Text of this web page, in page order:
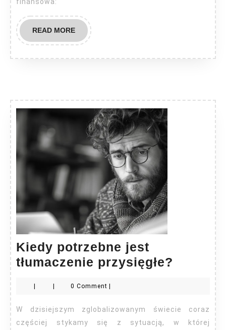
READ MOREREAD
MORE
Kiedy potrzebne jest
tłumaczenie przysięgłe?
0 Comment
W dzisiejszym zglobalizowanym świecie coraz
częściej stykamy się z sytuacją, w której